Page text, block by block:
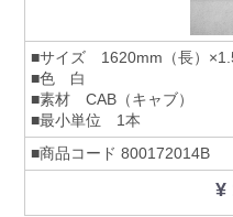
■サイズ 1620mm（長）
■色 白
■素材 CAB（キャブ）
■最小単位 1本
■商品コード 800172014B
¥